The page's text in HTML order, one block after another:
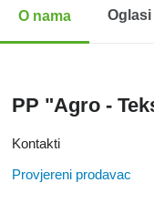
O nama Oglasi
PP "Agro -
Kontakti
Provjereni prodavac